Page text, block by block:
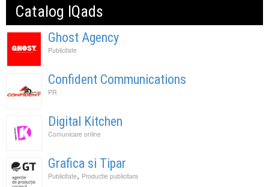
Catalog IQads
Ghost Agency
Publicitate
Confident Communications
PR
Digital Kitchen
Comunicare online
Grafica si Tipar
Publicitate, Productie publicitara